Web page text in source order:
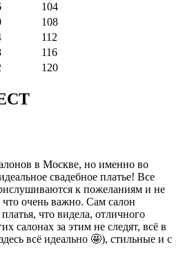
104
108
112
116
120
в Москве, но именно во
свадебное платье! Все
к пожеланиям и не
очень важно. Сам салон
что видела, отличного
салонах за этим не следят, всё в
всё идеально 🤩), стильные и с